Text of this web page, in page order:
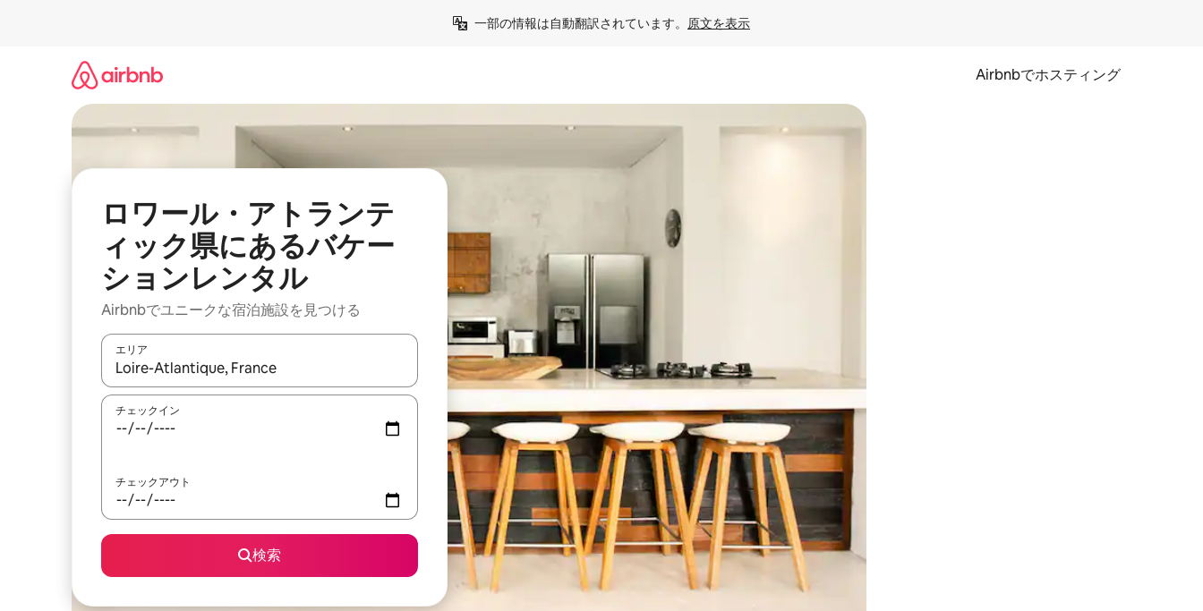
一部の情報は自動翻訳されています。 原文を表示
Airbnbでホスティング
ロワール・アトランテ
ィック県にあるバケー
ションレンタル
Airbnbでユニークな宿泊施設を見つける
エリア
検索結果が表示されたら、上下の矢印キーを使って移動するか、画面をタッチまたはスワイプして検索結果を確認することができます。
チェックイン
チェックアウト
検索